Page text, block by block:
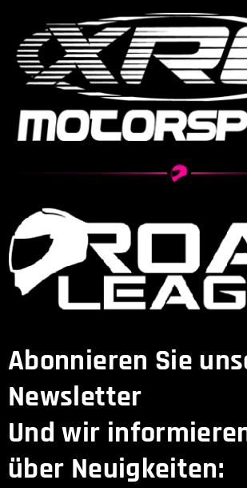
Abonnieren Sie
Newsletter
Und wir
über Neuigkeiten: